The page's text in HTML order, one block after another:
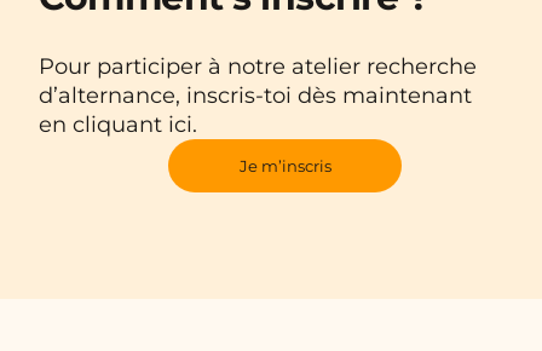
Pour participer à notre atelier recherche
d’alternance, inscris-toi dès maintenant
en cliquant ici.
Je m’inscris